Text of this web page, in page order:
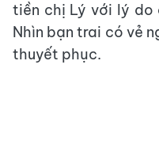
tiền chị Lý với lý do
Nhìn bạn trai có vẻ
thuyết phục.